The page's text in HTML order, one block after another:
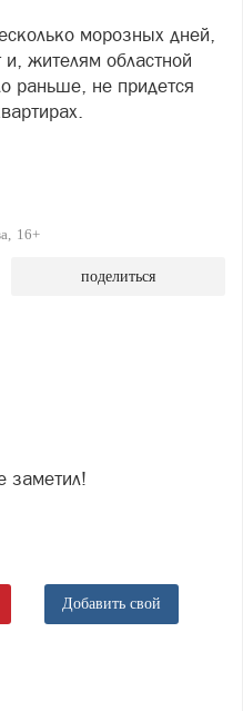
морозных дней,
жителям областной
раньше, не придется
16+
поделиться
заметил!
Добавить свой